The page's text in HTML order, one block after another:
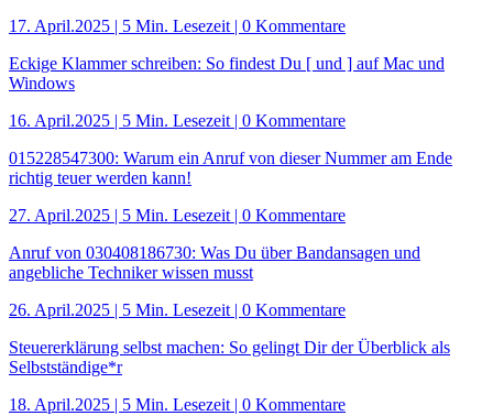
17. April.2025 | 5 Min. Lesezeit| 0 Kommentare
Eckige Klammer schreiben: So findest Du [ und ] auf Mac und
Windows
16. April.2025 | 5 Min. Lesezeit| 0 Kommentare
015228547300: Warum ein Anruf von dieser Nummer am Ende
richtig teuer werden kann!
27. April.2025 | 5 Min. Lesezeit| 0 Kommentare
Anruf von 030408186730: Was Du über Bandansagen und
angebliche Techniker wissen musst
26. April.2025 | 5 Min. Lesezeit| 0 Kommentare
Steuererklärung selbst machen: So gelingt Dir der Überblick als
Selbstständige*r
18. April.2025 | 5 Min. Lesezeit| 0 Kommentare